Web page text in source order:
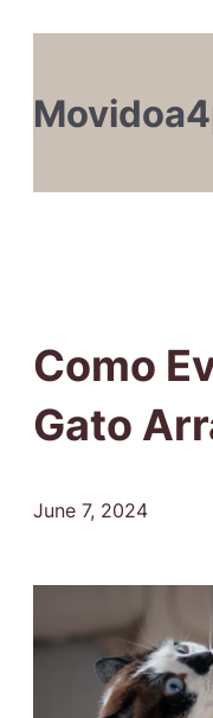
Como
Gato
June 7, 2024